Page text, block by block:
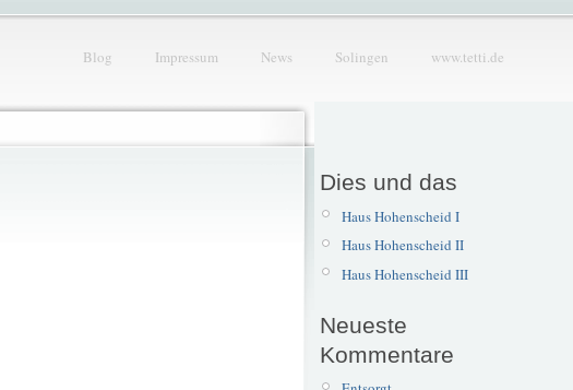
Blog Impressum News Solingen www.tetti.de
Dies und das
Haus Hohenscheid I
Haus Hohenscheid II
Haus Hohenscheid III
Neueste
Kommentare